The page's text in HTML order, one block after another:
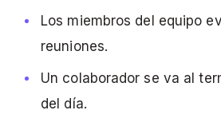
Los miembros del equipo
reuniones.
Un colaborador se va al
del día.